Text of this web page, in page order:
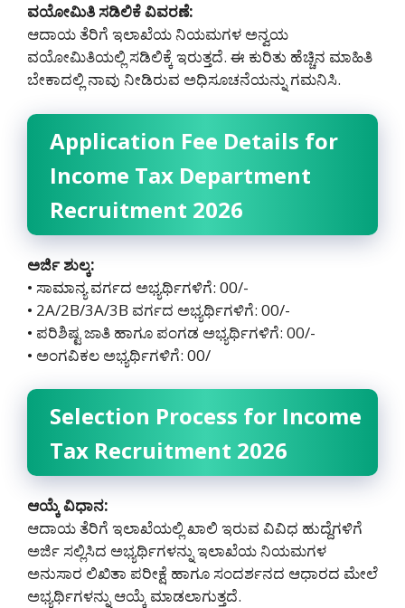
ವಯೋಮಿತಿ ಸಡಿಲಿಕೆ ವಿವರಣೆ:
ಆದಾಯ ತೆರಿಗೆ ಇಲಾಖೆಯ ನಿಯಮಗಳ ಅನ್ವಯ
ವಯೋಮಿತಿಯಲ್ಲಿ ಸಡಿಲಿಕ್ಕೆ ಇರುತ್ತದೆ. ಈ ಕುರಿತು ಹೆಚ್ಚಿನ ಮಾಹಿತಿ
ಬೇಕಾದಲ್ಲಿ ನಾವು ನೀಡಿರುವ ಅಧಿಸೂಚನೆಯನ್ನು ಗಮನಿಸಿ.
Application Fee Details for
Income Tax Department
Recruitment 2026
ಅರ್ಜಿ ಶುಲ್ಕ:
• ಸಾಮಾನ್ಯ ವರ್ಗದ ಅಭ್ಯರ್ಥಿಗಳಿಗೆ: 00/-
• 2A/2B/3A/3B ವರ್ಗದ ಅಭ್ಯರ್ಥಿಗಳಿಗೆ: 00/-
• ಪರಿಶಿಷ್ಟ ಜಾತಿ ಹಾಗೂ ಪಂಗಡ ಅಭ್ಯರ್ಥಿಗಳಿಗೆ: 00/-
• ಅಂಗವಿಕಲ ಅಭ್ಯರ್ಥಿಗಳಿಗೆ: 00/
Selection Process for Income
Tax Recruitment 2026
ಆಯ್ಕೆ ವಿಧಾನ:
ಆದಾಯ ತೆರಿಗೆ ಇಲಾಖೆಯಲ್ಲಿ ಖಾಲಿ ಇರುವ ವಿವಿಧ ಹುದ್ದೆಗಳಿಗೆ
ಅರ್ಜಿ ಸಲ್ಲಿಸಿದ ಅಭ್ಯರ್ಥಿಗಳನ್ನು ಇಲಾಖೆಯ ನಿಯಮಗಳ
ಅನುಸಾರ ಲಿಖಿತಾ ಪರೀಕ್ಷೆ ಹಾಗೂ ಸಂದರ್ಶನದ ಆಧಾರದ ಮೇಲೆ
ಅಭ್ಯರ್ಥಿಗಳನ್ನು ಆಯ್ಕೆ ಮಾಡಲಾಗುತ್ತದೆ.